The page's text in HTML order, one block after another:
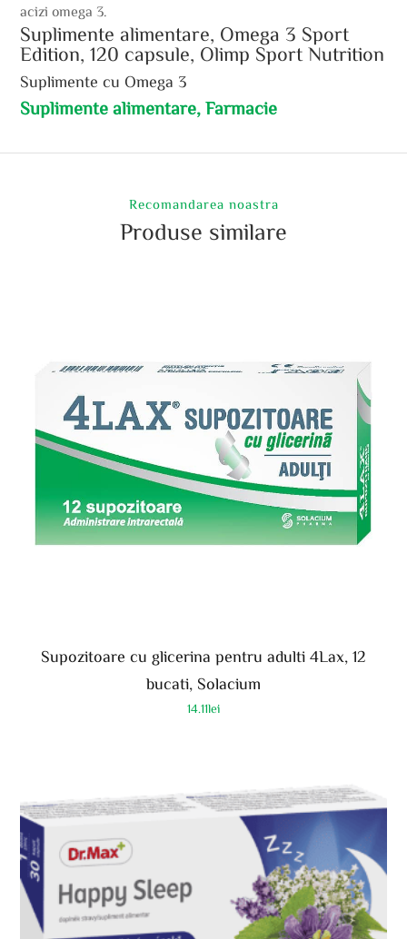
acizi omega 3.
Suplimente alimentare, Omega 3 Sport
Edition, 120 capsule, Olimp Sport Nutrition
Suplimente cu Omega 3
Suplimente alimentare, Farmacie
Recomandarea noastra
Produse similare
Supozitoare cu glicerina pentru adulti 4Lax, 12
bucati, Solacium
14.11lei